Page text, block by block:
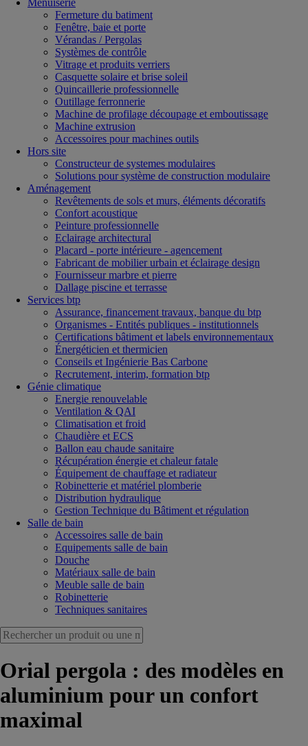
Menuiserie
Fermeture du batiment
Fenêtre, baie et porte
Vérandas / Pergolas
Systèmes de contrôle
Vitrage et produits verriers
Casquette solaire et brise soleil
Quincaillerie professionnelle
Outillage ferronnerie
Machine de profilage découpage et emboutissage
Machine extrusion
Accessoires pour machines outils
Hors site
Constructeur de systemes modulaires
Solutions pour système de construction modulaire
Aménagement
Revêtements de sols et murs, éléments décoratifs
Confort acoustique
Peinture professionnelle
Eclairage architectural
Placard - porte intérieure - agencement
Fabricant de mobilier urbain et éclairage design
Fournisseur marbre et pierre
Dallage piscine et terrasse
Services btp
Assurance, financement travaux, banque du btp
Organismes - Entités publiques - institutionnels
Certifications bâtiment et labels environnementaux
Énergéticien et thermicien
Conseils et Ingénierie Bas Carbone
Recrutement, interim, formation btp
Génie climatique
Energie renouvelable
Ventilation & QAI
Climatisation et froid
Chaudière et ECS
Ballon eau chaude sanitaire
Récupération énergie et chaleur fatale
Équipement de chauffage et radiateur
Robinetterie et matériel plomberie
Distribution hydraulique
Gestion Technique du Bâtiment et régulation
Salle de bain
Accessoires salle de bain
Equipements salle de bain
Douche
Matériaux salle de bain
Meuble salle de bain
Robinetterie
Techniques sanitaires
Orial pergola : des modèles en
aluminium pour un confort
maximal